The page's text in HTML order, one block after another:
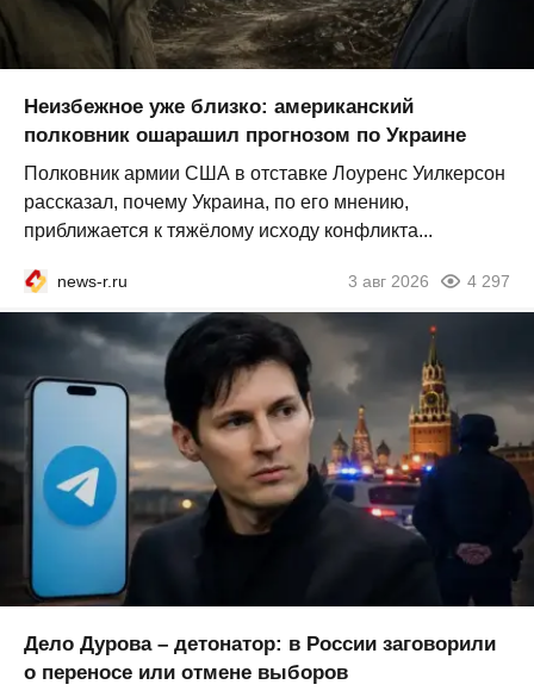
Неизбежное уже близко: американский
полковник ошарашил прогнозом по Украине
Полковник армии США в отставке Лоуренс Уилкерсон
рассказал, почему Украина, по его мнению,
приближается к тяжёлому исходу конфликта...
news-r.ru 3 авг 2026 4 297
Дело Дурова – детонатор: в России заговорили
о переносе или отмене выборов